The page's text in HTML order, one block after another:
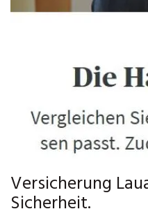
Versicherung
Sicherheit.